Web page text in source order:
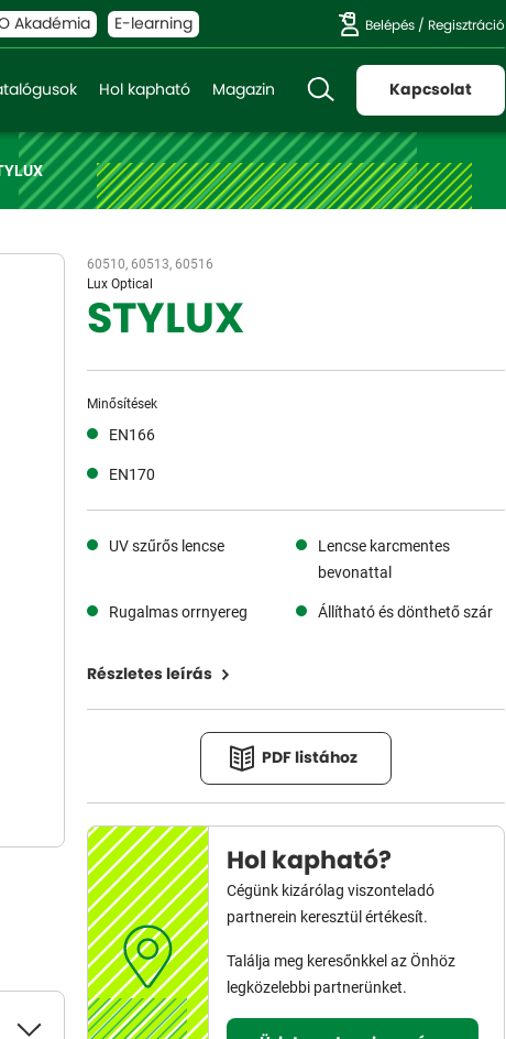
Akadémia E-learning Belépés / Regisztráció
Hol kapható Magazin Kapcsolat
60510, 60513, 60516
Lux Optical
STYLUX
Minősítések
EN166
EN170
UV szűrős lencse
Lencse karcmentes
bevonattal
Rugalmas orrnyereg
Állítható és dönthető szár
Részletes leírás
PDF listához
Hol kapható?
Cégünk kizárólag viszonteladó
partnerein keresztül értékesít.
Találja meg keresőnkkel az Önhöz
legközelebbi partnerünket.